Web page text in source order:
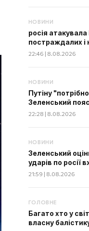
НОВИНИ
росія
постраждалих і
22:46 | 8.08.2026
НОВИНИ
Путіну
Зеленський
22:28 | 8.08.2026
НОВИНИ
Зеленський
ударів по росії
21:59 | 8.08.2026
ГОЛОВНЕ
Багато хто у
власну